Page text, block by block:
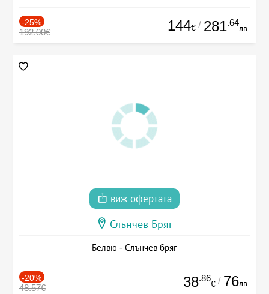
-25%
192.00€ 144€ / 281.64
лв.
виж офертата
Слънчев Бряг
Белвю - Слънчев бряг
-20%
48.57€ 38.86
€ / 76лв.